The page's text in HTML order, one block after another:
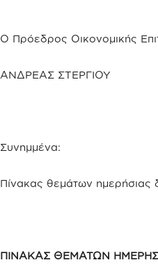
Ο Πρόεδρος Οικονομικής
ΑΝΔΡΕΑΣ ΣΤΕΡΓΙΟΥ
Συνημμένα:
Πίνακας θεμάτων ημερήσιας
ΠΙΝΑΚΑΣ ΘΕΜΑΤΩΝ